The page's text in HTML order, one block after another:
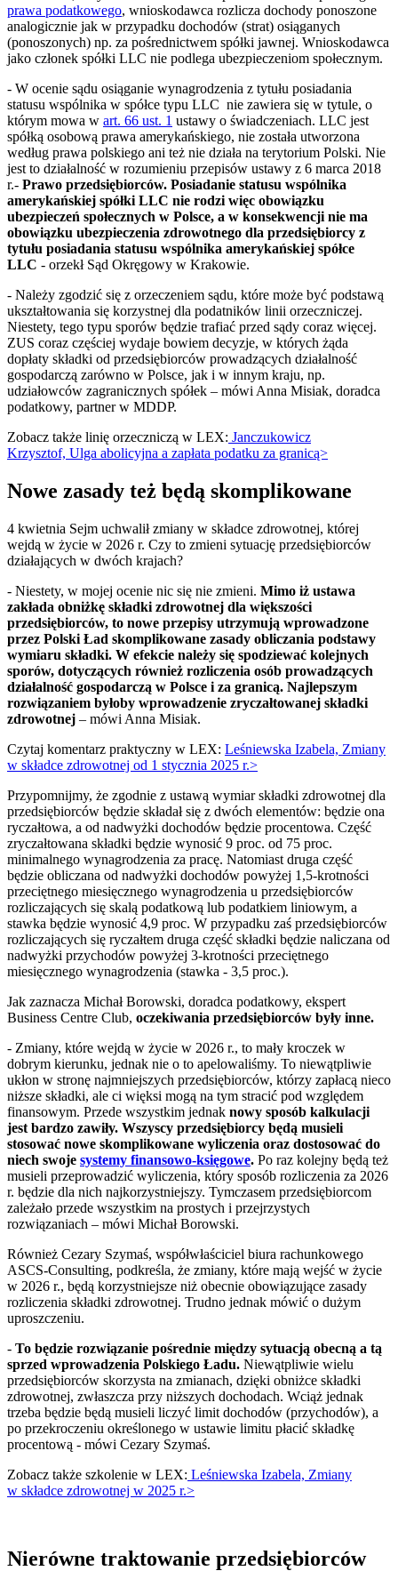
prawa podatkowego, wnioskodawca rozlicza dochody ponoszone
analogicznie jak w przypadku dochodów (strat) osiąganych
(ponoszonych) np. za pośrednictwem spółki jawnej. Wnioskodawca
jako członek spółki LLC nie podlega ubezpieczeniom społecznym.
- W ocenie sądu osiąganie wynagrodzenia z tytułu posiadania
statusu wspólnika w spółce typu LLC nie zawiera się w tytule, o
którym mowa w art. 66 ust. 1 ustawy o świadczeniach. LLC jest
spółką osobową prawa amerykańskiego, nie została utworzona
według prawa polskiego ani też nie działa na terytorium Polski. Nie
jest to działalność w rozumieniu przepisów ustawy z 6 marca 2018
r.- Prawo przedsiębiorców. Posiadanie statusu wspólnika
amerykańskiej spółki LLC nie rodzi więc obowiązku
ubezpieczeń społecznych w Polsce, a w konsekwencji nie ma
obowiązku ubezpieczenia zdrowotnego dla przedsiębiorcy z
tytułu posiadania statusu wspólnika amerykańskiej spółce
LLC - orzekł Sąd Okręgowy w Krakowie.
- Należy zgodzić się z orzeczeniem sądu, które może być podstawą
ukształtowania się korzystnej dla podatników linii orzeczniczej.
Niestety, tego typu sporów będzie trafiać przed sądy coraz więcej.
ZUS coraz częściej wydaje bowiem decyzje, w których żąda
dopłaty składki od przedsiębiorców prowadzących działalność
gospodarczą zarówno w Polsce, jak i w innym kraju, np.
udziałowców zagranicznych spółek – mówi Anna Misiak, doradca
podatkowy, partner w MDDP.
Zobacz także linię orzeczniczą w LEX: Janczukowicz
Krzysztof, Ulga abolicyjna a zapłata podatku za granicą>
Nowe zasady też będą skomplikowane
4 kwietnia Sejm uchwalił zmiany w składce zdrowotnej, której
wejdą w życie w 2026 r. Czy to zmieni sytuację przedsiębiorców
działających w dwóch krajach?
- Niestety, w mojej ocenie nic się nie zmieni. Mimo iż ustawa
zakłada obniżkę składki zdrowotnej dla większości
przedsiębiorców, to nowe przepisy utrzymują wprowadzone
przez Polski Ład skomplikowane zasady obliczania podstawy
wymiaru składki. W efekcie należy się spodziewać kolejnych
sporów, dotyczących również rozliczenia osób prowadzących
działalność gospodarczą w Polsce i za granicą. Najlepszym
rozwiązaniem byłoby wprowadzenie zryczałtowanej składki
zdrowotnej – mówi Anna Misiak.
Czytaj komentarz praktyczny w LEX: Leśniewska Izabela, Zmiany
w składce zdrowotnej od 1 stycznia 2025 r.>
Przypomnijmy, że zgodnie z ustawą wymiar składki zdrowotnej dla
przedsiębiorców będzie składał się z dwóch elementów: będzie ona
ryczałtowa, a od nadwyżki dochodów będzie procentowa. Część
zryczałtowana składki będzie wynosić 9 proc. od 75 proc.
minimalnego wynagrodzenia za pracę. Natomiast druga część
będzie obliczana od nadwyżki dochodów powyżej 1,5-krotności
przeciętnego miesięcznego wynagrodzenia u przedsiębiorców
rozliczających się skalą podatkową lub podatkiem liniowym, a
stawka będzie wynosić 4,9 proc. W przypadku zaś przedsiębiorców
rozliczających się ryczałtem druga część składki będzie naliczana od
nadwyżki przychodów powyżej 3-krotności przeciętnego
miesięcznego wynagrodzenia (stawka - 3,5 proc.).
Jak zaznacza Michał Borowski, doradca podatkowy, ekspert
Business Centre Club, oczekiwania przedsiębiorców były inne.
- Zmiany, które wejdą w życie w 2026 r., to mały kroczek w
dobrym kierunku, jednak nie o to apelowaliśmy. To niewątpliwie
ukłon w stronę najmniejszych przedsiębiorców, którzy zapłacą nieco
niższe składki, ale ci więksi mogą na tym stracić pod względem
finansowym. Przede wszystkim jednak nowy sposób kalkulacji
jest bardzo zawiły. Wszyscy przedsiębiorcy będą musieli
stosować nowe skomplikowane wyliczenia oraz dostosować do
niech swoje systemy finansowo-księgowe. Po raz kolejny będą też
musieli przeprowadzić wyliczenia, który sposób rozliczenia za 2026
r. będzie dla nich najkorzystniejszy. Tymczasem przedsiębiorcom
zależało przede wszystkim na prostych i przejrzystych
rozwiązaniach – mówi Michał Borowski.
Również Cezary Szymaś, współwłaściciel biura rachunkowego
ASCS-Consulting, podkreśla, że zmiany, które mają wejść w życie
w 2026 r., będą korzystniejsze niż obecnie obowiązujące zasady
rozliczenia składki zdrowotnej. Trudno jednak mówić o dużym
uproszczeniu.
- To będzie rozwiązanie pośrednie między sytuacją obecną a tą
sprzed wprowadzenia Polskiego Ładu. Niewątpliwie wielu
przedsiębiorców skorzysta na zmianach, dzięki obniżce składki
zdrowotnej, zwłaszcza przy niższych dochodach. Wciąż jednak
trzeba będzie będą musieli liczyć limit dochodów (przychodów), a
po przekroczeniu określonego w ustawie limitu płacić składkę
procentową - mówi Cezary Szymaś.
Zobacz także szkolenie w LEX: Leśniewska Izabela, Zmiany
w składce zdrowotnej w 2025 r.>
Nierówne traktowanie przedsiębiorców